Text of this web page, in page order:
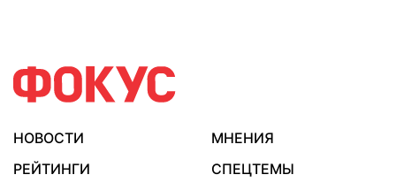
НОВОСТИ
МНЕНИЯ
РЕЙТИНГИ
СПЕЦТЕМЫ